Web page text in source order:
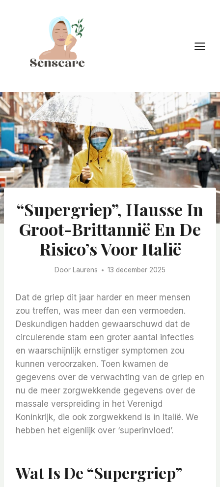
“Supergriep”, Hausse In
Groot-Brittannië En De
Risico’s Voor Italië
Door Laurens 13 december 2025
Dat de griep dit jaar harder en meer mensen
zou treffen, was meer dan een vermoeden.
Deskundigen hadden gewaarschuwd dat de
circulerende stam een ​​groter aantal infecties
en waarschijnlijk ernstiger symptomen zou
kunnen veroorzaken. Toen kwamen de
gegevens over de verwachting van de griep en
nu de meer zorgwekkende gegevens over de
massale verspreiding in het Verenigd
Koninkrijk, die ook zorgwekkend is in Italië. We
hebben het eigenlijk over ‘superinvloed’.
Wat Is De “supergriep”